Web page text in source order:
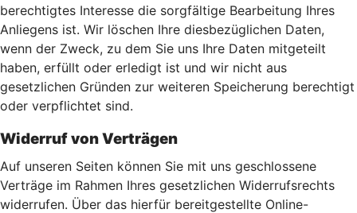
berechtigtes Interesse die sorgfältige Bearbeitung Ihres
Anliegens ist. Wir löschen Ihre diesbezüglichen Daten,
wenn der Zweck, zu dem Sie uns Ihre Daten mitgeteilt
haben, erfüllt oder erledigt ist und wir nicht aus
gesetzlichen Gründen zur weiteren Speicherung berechtigt
oder verpflichtet sind.
Widerruf von Verträgen
Auf unseren Seiten können Sie mit uns geschlossene
Verträge im Rahmen Ihres gesetzlichen Widerrufsrechts
widerrufen. Über das hierfür bereitgestellte Online-